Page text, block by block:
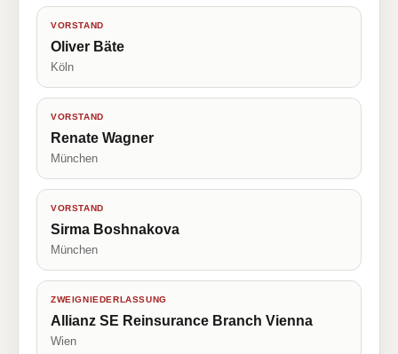
VORSTAND
Oliver Bäte
Köln
VORSTAND
Renate Wagner
München
VORSTAND
Sirma Boshnakova
München
ZWEIGNIEDERLASSUNG
Allianz SE Reinsurance Branch Vienna
Wien